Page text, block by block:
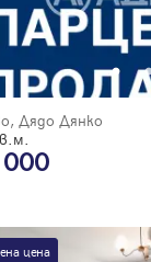
Дядо Дянко
цена